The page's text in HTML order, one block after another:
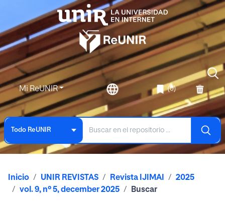
Mi ReUNIR (0)
Todo ReUNIR
Inicio UNIR REVISTAS Revista IJIMAI
2025
vol. 9, nº 5, december 2025
Buscar